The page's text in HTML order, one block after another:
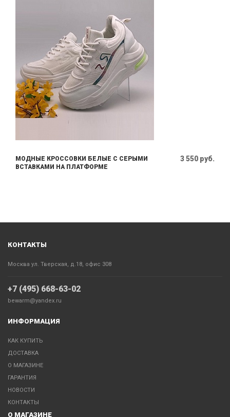
МОДНЫЕ КРОССОВКИ БЕЛЫЕ С СЕРЫМИ
ВСТАВКАМИ НА ПЛАТФОРМЕ
3 550 руб.
КОНТАКТЫ
Москва ул. Тверская, д.18, офис 308
+7 (495) 668-63-02
bewarm@yandex.ru
ИНФОРМАЦИЯ
КАК КУПИТЬ
ДОСТАВКА
О МАГАЗИНЕ
ГАРАНТИЯ
НОВОСТИ
КОНТАКТЫ
О МАГАЗИНЕ